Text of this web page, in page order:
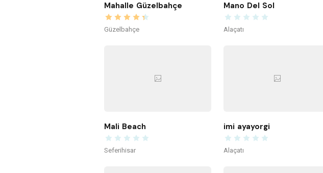
Mahalle Güzelbahçe
Güzelbahçe
Mano Del Sol
Alaçatı
Mali Beach
Seferihisar
imi ayayorgi
Alaçatı